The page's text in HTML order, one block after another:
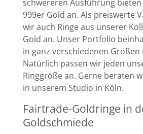
schwereren Ausführung
999er Gold an. Als preiswerte
wir auch Ringe aus unserer
Gold an. Unser Portfolio
in ganz verschiedenen Größen
Natürlich passen wir jeden
Ringgröße an. Gerne beraten
in unserem Studio in Köln.
Fairtrade-Goldringe in
Goldschmiede